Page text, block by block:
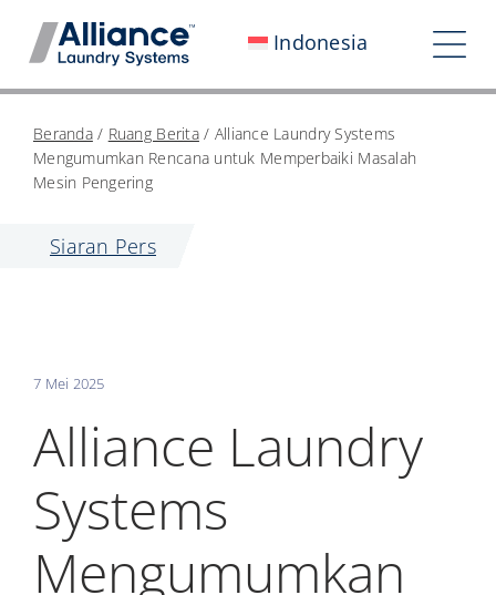
Indonesia
Bekerja Bersama Kami
My Alliance
Beranda/ Ruang Berita/ Alliance Laundry Systems
Mengumumkan Rencana untuk Memperbaiki Masalah
Mesin Pengering
Siaran Pers
7 Mei 2025
Alliance Laundry
Systems
Mengumumkan